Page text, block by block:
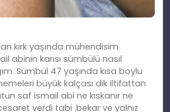
kırk yaşında mühendisim
abinin karısı sümbülü nasıl
.Sümbül 47 yaşında kısa boylu
büyük kalçası dik iltifattan
saf ismail abi ne kıskanır ne
verdi tabi .bekar ve yalnız